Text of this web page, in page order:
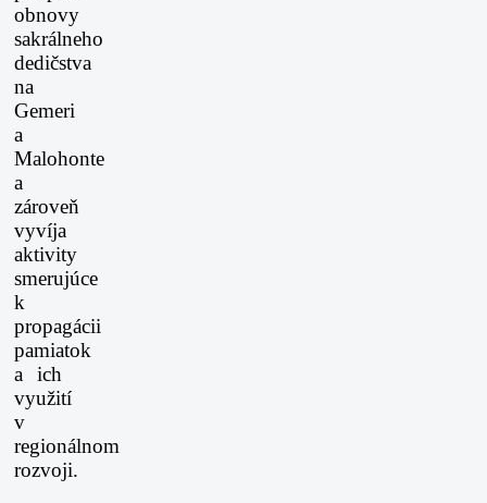
obnovy
sakrálneho
dedičstva
na
Gemeri
a
Malohonte
a
zároveň
vyvíja
aktivity
smerujúce
k
propagácii
pamiatok
a ich
využití
v
regionálnom
rozvoji.